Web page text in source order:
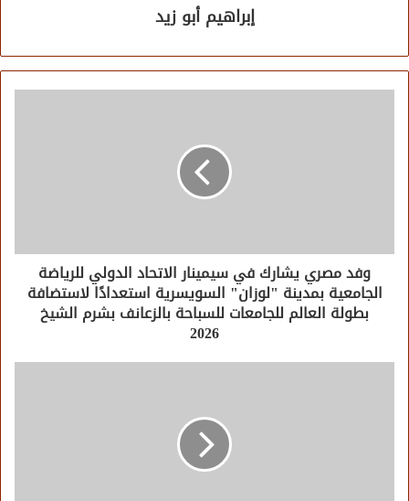
إبراهيم أبو زيد
وفد مصري يشارك في سيمينار الاتحاد الدولي للرياضة
الجامعية بمدينة "لوزان" السويسرية استعدادًا لاستضافة
بطولة العالم للجامعات للسباحة بالزعانف بشرم الشيخ
2026